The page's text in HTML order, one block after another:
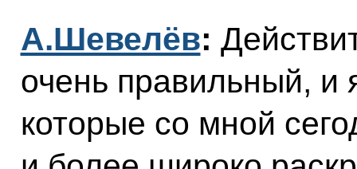
А.Шевелёв:
очень правильный, и
которые со мной